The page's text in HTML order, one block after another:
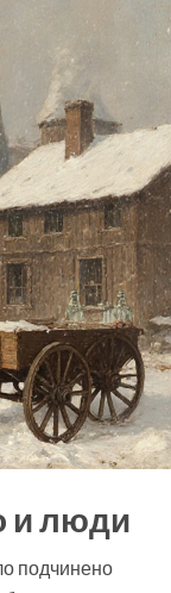
и люди
подчинено